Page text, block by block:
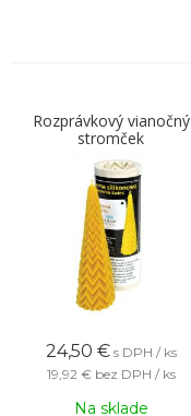
Rozprávkový vianočný
stromček
24,50 € s DPH / ks
19,92 € bez DPH / ks
Na sklade